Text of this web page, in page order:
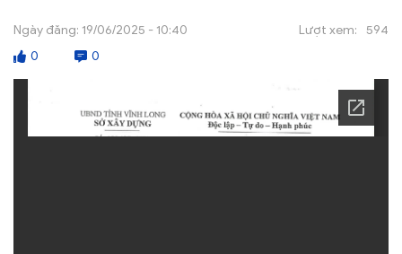
NGHIÊN CỨU
ẤN PHẨM
TƯ VẤN
Ngày đăng: 19/06/2025 - 10:40 Lượt xem:
594
0
0